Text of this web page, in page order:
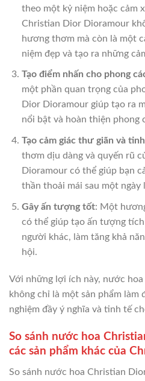
theo một kỷ niệm hoặc cảm
Christian Dior Dioramour
hương thơm mà còn là một
niệm đẹp và tạo ra những
Tạo điểm nhấn cho phong
một phần quan trọng của
Dior Dioramour giúp tạo ra
nổi bật và hoàn thiện phong
Tạo cảm giác thư giãn và
thơm dịu dàng và quyến rũ
Dioramour có thể giúp bạn
thần thoải mái sau một ngày
Gây ấn tượng tốt: Một
có thể giúp tạo ấn tượng
người khác, làm tăng khả
hội.
Với những lợi ích này, nước
không chỉ là một sản phẩm làm
nghiệm đầy ý nghĩa và tinh tế
So sánh nước hoa
các sản phẩm khác của
So sánh nước hoa Christian